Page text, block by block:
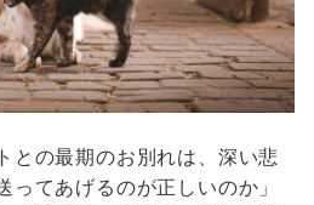
との最期のお別れは、深い悲
ってあげるのが正しいのか」